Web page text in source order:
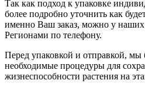
Так как подход к упаковке
более подробно уточнить как
именно Ваш заказ, можно у наших
Регионами по телефону.
Перед упаковкой и отправкой,
необходимые процедуры для
жизнеспособности растения на